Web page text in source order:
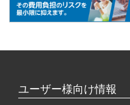
ユーザー様向け情報